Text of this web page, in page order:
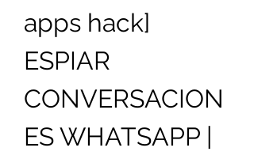
apps hack]
ESPIAR
CONVERSACION
ES WHATSAPP |